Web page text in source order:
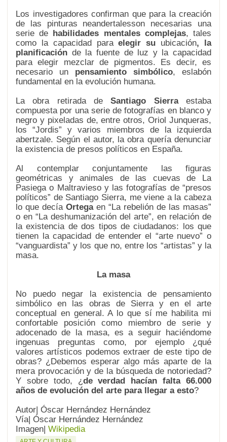
Los investigadores confirman que para la creación
de las pinturas neandertalesson necesarias una
serie de habilidades mentales complejas, tales
como la capacidad paraelegir su ubicación, la
planificación de la fuente de luz y la capacidad
para elegir mezclar de pigmentos. Es decir, es
necesario un pensamiento simbólico, eslabón
fundamental en la evolución humana.
La obra retirada deSantiago Sierraestaba
compuesta por una serie de fotografías en blanco y
negro y pixeladas de, entre otros, Oriol Junqueras,
los “Jordis” y varios miembros de la izquierda
abertzale. Según el autor, la obra quería denunciar
la existencia de presos políticos en España.
Al contemplar conjuntamente las figuras
geométricas y animales de las cuevas de La
Pasiega o Maltravieso y las fotografías de “presos
políticos” de Santiago Sierra, me viene a la cabeza
lo que decía Ortega en “La rebelión de las masas”
o en “La deshumanización del arte”, en relación de
la existencia de dos tipos de ciudadanos: los que
tienen la capacidad de entender el “arte nuevo” o
“vanguardista” y los que no, entre los “artistas” y la
masa.
La masa
No puedo negar la existencia de pensamiento
simbólico en las obras de Sierra y en el arte
conceptual en general. A lo que sí me habilita mi
confortable posición como miembro de serie y
adocenado de la masa, es a seguir haciéndome
ingenuas preguntas como, por ejemplo ¿qué
valores artísticos podemos extraer de este tipo de
obras? ¿Debemos esperar algo más aparte de la
mera provocación y de la búsqueda de notoriedad?
Y sobre todo, ¿de verdad hacían falta 66.000
años de evolución del arte para llegar a esto?
Autor| Óscar Hernández Hernández
Vía| Óscar Hernández Hernández
Imagen| Wikipedia